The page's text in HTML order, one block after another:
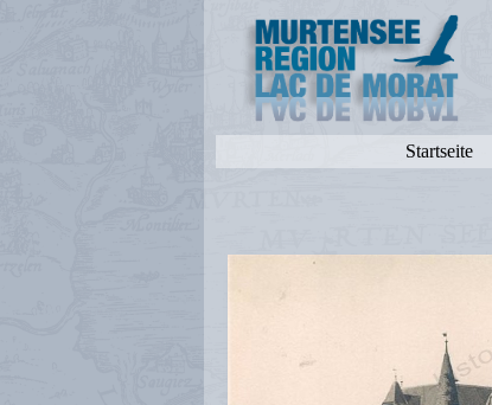
Startseite